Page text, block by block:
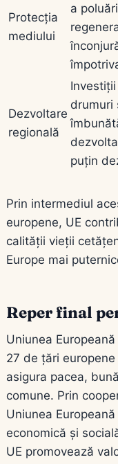
Protecția
mediului
a
Dezvoltare
regională
drumuri
puțin
Prin intermediul
europene, UE
calității vieții
Europe mai
Reper final
Uniunea
27 de țări
asigura pacea,
comune. Prin
Uniunea
economică și
UE promovează